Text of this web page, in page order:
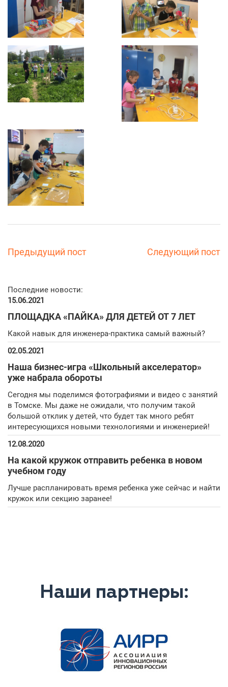
Предыдущий пост Следующий пост
Последние новости:
15.06.2021
ПЛОЩАДКА «ПАЙКА» ДЛЯ ДЕТЕЙ ОТ 7 ЛЕТ
Какой навык для инженера-практика самый важный?
02.05.2021
Наша бизнес-игра «Школьный акселератор»
уже набрала обороты
Сегодня мы поделимся фотографиями и видео с занятий
в Томске. Мы даже не ожидали, что получим такой
большой отклик у детей, что будет так много ребят
интересующихся новыми технологиями и инженерией!
12.08.2020
На какой кружок отправить ребенка в новом
учебном году
Лучше распланировать время ребенка уже сейчас и найти
кружок или секцию заранее!
Наши партнеры: